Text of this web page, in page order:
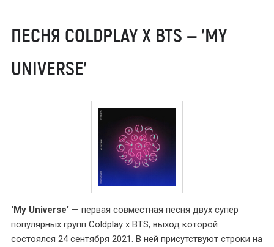
ПЕСНЯ COLDPLAY X BTS — 'MY
UNIVERSE'
'My Universe' — первая совместная песня двух супер
популярных групп Coldplay x BTS, выход которой
состоялся 24 сентября 2021. В ней присутствуют строки на